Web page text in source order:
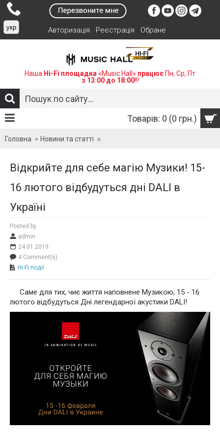
Авторизація Реєстрація Обране
укр
Наша Hi-Fi площадка «Music Hall» працює Пн, Ср, Пт
з 13:00 до 18:00!!!
Товарів: 0 (0 грн.)
Головна Новини та статті
Відкрийте для себе магію Музики! 15-
16 лютого відбудуться дні DALI в
Україні
Posted by
admin
24.01.2019
4 Comment(s)
Hi-Fi події
Саме для тих, чиє життя наповнене Музикою, 15 - 16
лютого відбудуться Дні легендарної акустики DALI!